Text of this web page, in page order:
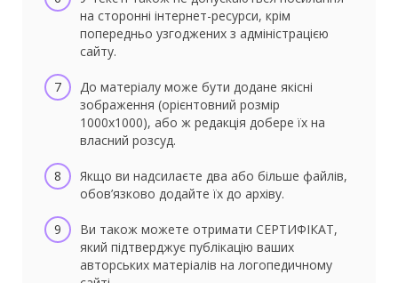
на сторонні інтернет-ресурси, крім
попередньо узгоджених з адміністрацією
сайту.
До матеріалу може бути додане якісні
зображення (орієнтовний розмір
1000х1000), або ж редакція добере їх на
власний розсуд.
Якщо ви надсилаєте два або більше файлів,
обов’язково додайте їх до архіву.
Ви також можете отримати СЕРТИФІКАТ,
який підтверджує публікацію ваших
авторських матеріалів на логопедичному